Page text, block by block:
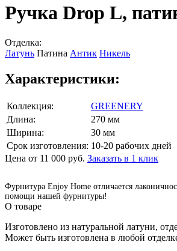
Ручка Drop L,
Отделка:
Латунь Патина Антик Никель
Характеристики:
Коллекция:
GREENERY
Длина:
270 мм
Ширина:
30 мм
Срок изготовления: 10-20 рабочих дней
Цена от 11 000 руб. Заказать в 1 клик
Фурнитура Enjoy Home отличается
помощи нашей фурнитуры!
О товаре
Изготовлено из натуральной латуни,
Может быть изготовлена в любой